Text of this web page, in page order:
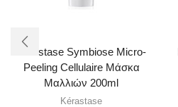
Kerastase Symbiose Micro-
Peeling Cellulaire Μάσκα
Μαλλιών 200ml
Kérastase